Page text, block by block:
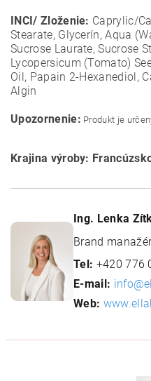
INCI/ Zloženie: Caprylic/
Stearate, Glycerín, Aqua
Sucrose Laurate, Sucrose
Lycopersicum (Tomato)
Oil, Papain 2-Hexanediol,
Algin
Upozornenie: Produkt je
Krajina výroby:
Ing. Lenka
Brand
Tel: +420 776
E-mail:
Web: